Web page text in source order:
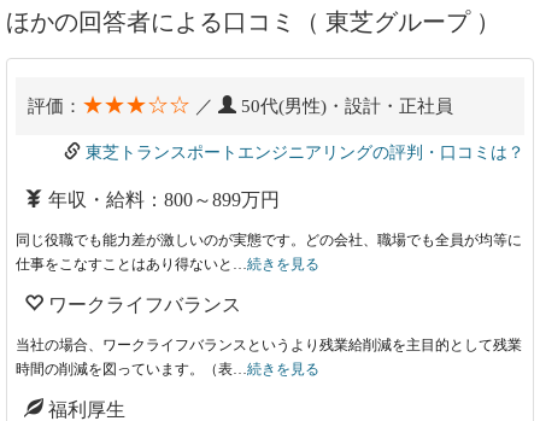
ほかの回答者による口コミ（ 東芝グループ ）
評価： ★★★☆☆ ／ 50代(男性)・設計・正社員
東芝トランスポートエンジニアリングの評判・口コミは？
年収・給料：800～899万円
同じ役職でも能力差が激しいのが実態です。どの会社、職場でも全員が均等に
仕事をこなすことはあり得ないと… 続きを見る
ワークライフバランス
当社の場合、ワークライフバランスというより残業給削減を主目的として残業
時間の削減を図っています。（表… 続きを見る
福利厚生